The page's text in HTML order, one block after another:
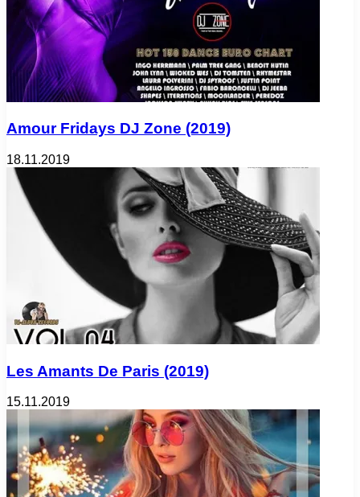
Amour Fridays DJ Zone (2019)
18.11.2019
Les Amants De Paris (2019)
15.11.2019